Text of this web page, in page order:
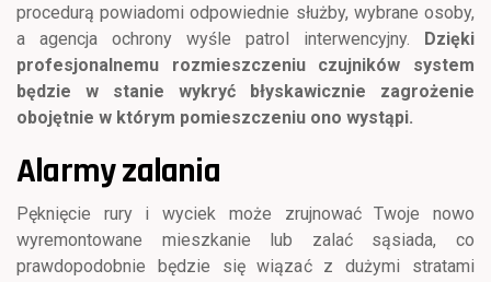
procedurą powiadomi odpowiednie służby, wybrane osoby,
a agencja ochrony wyśle patrol interwencyjny. Dzięki
profesjonalnemu rozmieszczeniu czujników system
będzie w stanie wykryć błyskawicznie zagrożenie
obojętnie w którym pomieszczeniu ono wystąpi.
Alarmy zalania
Pęknięcie rury i wyciek może zrujnować Twoje nowo
wyremontowane mieszkanie lub zalać sąsiada, co
prawdopodobnie będzie się wiązać z dużymi stratami